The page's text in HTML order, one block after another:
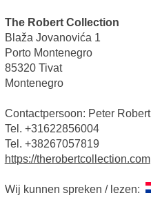
The Robert Collection
Blaža Jovanovića 1
Porto Montenegro
85320 Tivat
Montenegro
Contactpersoon: Peter Robert
Tel. +31622856004
Tel. +38267057819
https://therobertcollection.com
Wij kunnen spreken / lezen: